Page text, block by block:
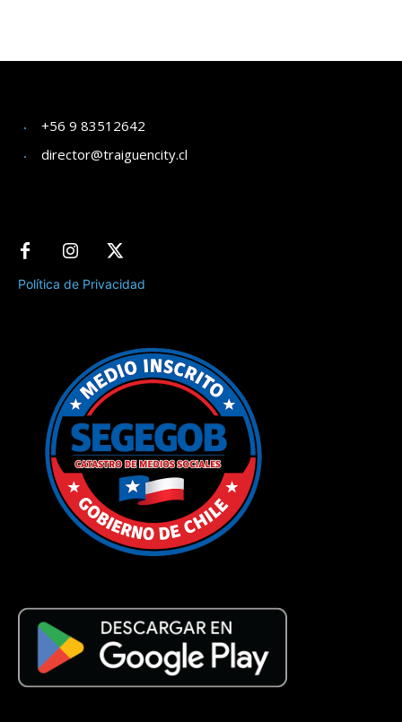
+56 9 83512642
director@traiguencity.cl
Política de Privacidad